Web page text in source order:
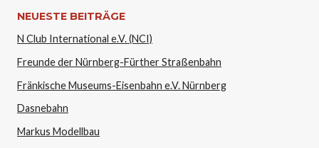
NEUESTE BEITRÄGE
N Club International e.V. (NCI)
Freunde der Nürnberg-Fürther Straßenbahn
Fränkische Museums-Eisenbahn e.V. Nürnberg
Dasnebahn
Markus Modellbau